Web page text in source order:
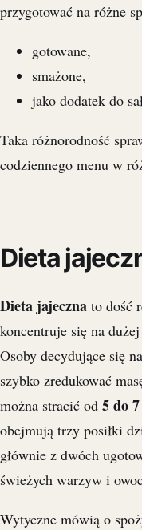
przygotować na różne
gotowane,
smażone,
jako dodatek do
Taka różnorodność
codziennego menu w
Dieta
Dieta jajeczna to dość
koncentruje się na
Osoby decydujące się
szybko zredukować
można stracić od 5 do
obejmują trzy posiłki
głównie z dwóch
świeżych warzyw i
Wytyczne mówią o